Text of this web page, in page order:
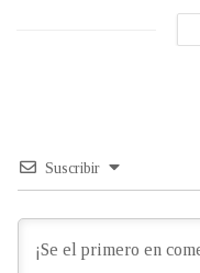
Suscribir